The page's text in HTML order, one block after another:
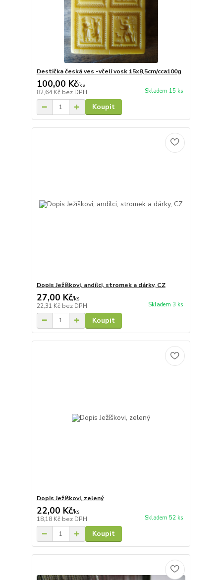
Destička česká ves -včelí vosk 15x8,5cm/cca100g
100,00 Kč/ks
82,64 Kč bez DPH Skladem 15 ks
Koupit
Dopis Ježíškovi, andílci, stromek a dárky, CZ
27,00 Kč/ks
22,31 Kč bez DPH Skladem 3 ks
Koupit
Dopis Ježíškovi, zelený
22,00 Kč/ks
18,18 Kč bez DPH Skladem 52 ks
Koupit